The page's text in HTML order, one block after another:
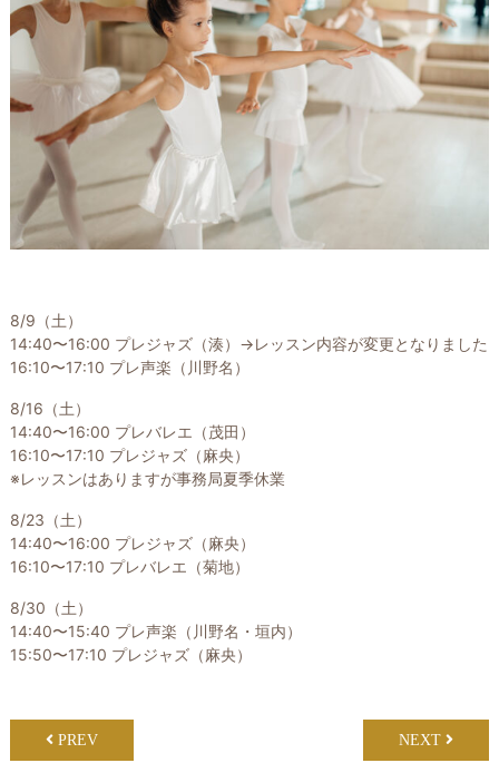
8/9（土）
14:40〜16:00 プレジャズ（湊）→レッスン内容が変更となりました
16:10〜17:10 プレ声楽（川野名）
8/16（土）
14:40〜16:00 プレバレエ（茂田）
16:10〜17:10 プレジャズ（麻央）
※レッスンはありますが事務局夏季休業
8/23（土）
14:40〜16:00 プレジャズ（麻央）
16:10〜17:10 プレバレエ（菊地）
8/30（土）
14:40〜15:40 プレ声楽（川野名・垣内）
15:50〜17:10 プレジャズ（麻央）
PREV NEXT